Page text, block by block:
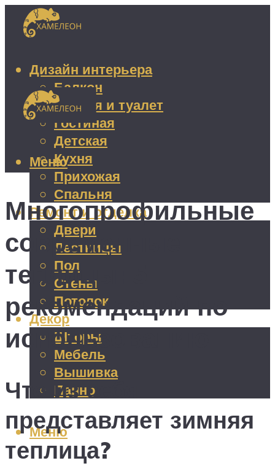
Дизайн интерьера
Балкон
Ванная и туалет
Гостиная
Детская
Кухня
Прихожая
Спальня
Ремонт и отделка
Двери
Лестницы
Пол
Стены
Потолок
Декор
Шторы
Мебель
Вышивка
Панно
Меню
Меню
Многопрофильные
современные
теплицы: 5
рекомендаций по
использованию
Что из себя
представляет зимняя
теплица?